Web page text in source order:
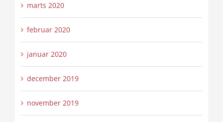
marts 2020
februar 2020
januar 2020
december 2019
november 2019